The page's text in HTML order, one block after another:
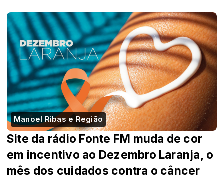
Manoel Ribas e Região
Site da rádio Fonte FM muda de cor
em incentivo ao Dezembro Laranja, o
mês dos cuidados contra o câncer